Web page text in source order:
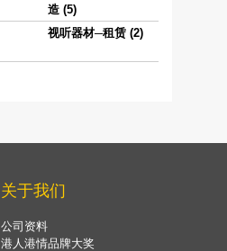
造 (5)
视听器材─租赁 (2)
关于我们
公司资料
港人港情品牌大奖